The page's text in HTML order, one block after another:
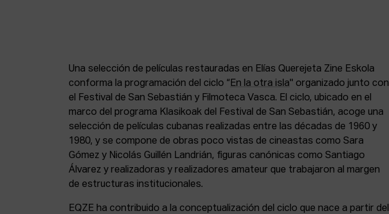
Una selección de películas restauradas en Elías Querejeta Zine Eskola
conforma la programación del ciclo “ En la otra isla" organizado junto con
el Festival de San Sebastián y Filmoteca Vasca. El ciclo, ubicado en el
marco del programa Klasikoak del Festival de San Sebastián, acoge una
selección de películas cubanas realizadas entre las décadas de 1960 y
1980, y se compone de obras poco vistas de cineastas como Sara
Gómez y Nicolás Guillén Landrián, figuras canónicas como Santiago
Álvarez y realizadoras y realizadores amateur que trabajaron al margen
de estructuras institucionales.
EQZE ha contribuido a la conceptualización del ciclo que nace a partir del